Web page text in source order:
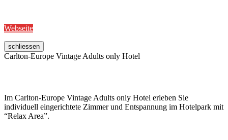
Webseite
schliessen
Carlton-Europe Vintage Adults only Hotel
Im Carlton-Europe Vintage Adults only Hotel erleben Sie
individuell eingerichtete Zimmer und Entspannung im Hotelpark mit
“Relax Area”.